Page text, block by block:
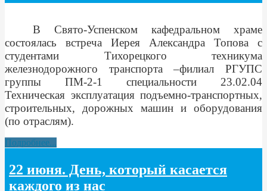
В Свято-Успенском кафедральном храме
состоялась встреча Иерея Александра Топова с
студентами Тихорецкого техникума
железнодорожного транспорта –филиал РГУПС
группы ПМ-2-1 специальности 23.02.04
Техническая эксплуатация подъемно-транспортных,
строительных, дорожных машин и оборудования
(по отраслям).
Подробнее...
22 июня. День, который касается
каждого из нас